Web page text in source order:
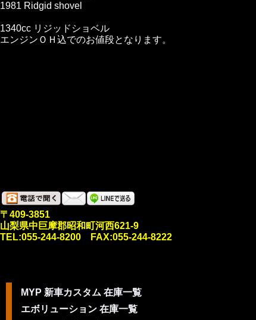
1981 Ridgid shovel
1340cc リジッドショベル
エンジンＯＨ込でのお値段となります。
〒409-3851
山梨県中巨摩郡昭和町河西621-9
TEL:055-244-8200 FAX:055-244-8222
MYP 新車カスタム 在庫一覧
エボリューション 在庫一覧